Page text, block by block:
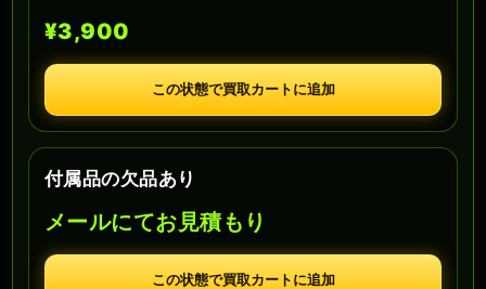
¥3,900
この状態で買取カートに追加
付属品の欠品あり
メールにてお見積もり
この状態で買取カートに追加